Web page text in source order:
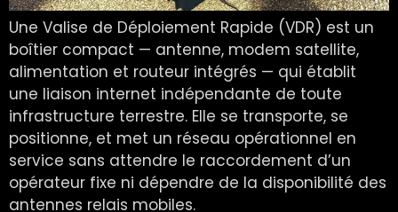
Une Valise de Déploiement Rapide (VDR) est un
boîtier compact — antenne, modem satellite,
alimentation et routeur intégrés — qui établit
une liaison internet indépendante de toute
infrastructure terrestre. Elle se transporte, se
positionne, et met un réseau opérationnel en
service sans attendre le raccordement d’un
opérateur fixe ni dépendre de la disponibilité des
antennes relais mobiles.